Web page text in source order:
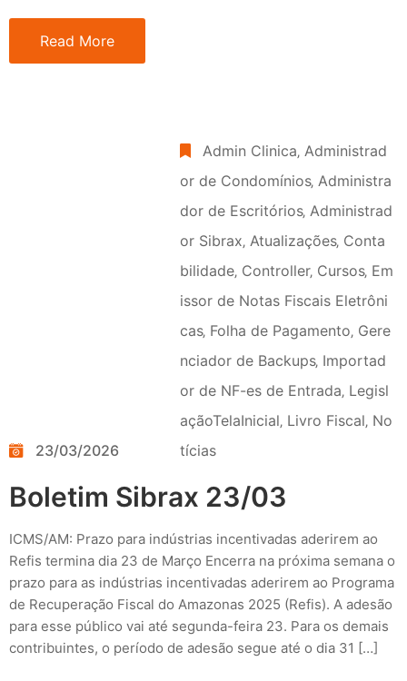
Read More
23/03/2026
Admin Clinica‚ Administrad
or de Condomínios‚ Administra
dor de Escritórios‚ Administrad
or Sibrax‚ Atualizações‚ Conta
bilidade‚ Controller‚ Cursos‚ Em
issor de Notas Fiscais Eletrôni
cas‚ Folha de Pagamento‚ Gere
nciador de Backups‚ Importad
or de NF-es de Entrada‚ Legisl
açãoTelaInicial‚ Livro Fiscal‚ No
tícias
Boletim Sibrax 23/03
ICMS/AM: Prazo para indústrias incentivadas aderirem ao
Refis termina dia 23 de Março Encerra na próxima semana o
prazo para as indústrias incentivadas aderirem ao Programa
de Recuperação Fiscal do Amazonas 2025 (Refis). A adesão
para esse público vai até segunda-feira 23. Para os demais
contribuintes, o período de adesão segue até o dia 31 […]